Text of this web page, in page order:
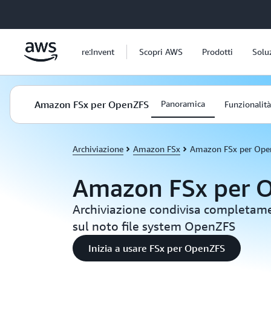
re:Invent Scopri AWS Prodotti
Amazon FSx per OpenZFS Panoramica Funzionalità
Archiviazione Amazon FSx Amazon FSx per
Amazon FSx per
Archiviazione condivisa
sul noto file system OpenZFS
Inizia a usare FSx per OpenZFS